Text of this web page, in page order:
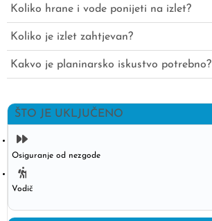
Koliko hrane i vode ponijeti na izlet?
Koliko je izlet zahtjevan?
Kakvo je planinarsko iskustvo potrebno?
ŠTO JE UKLJUČENO
Osiguranje od nezgode
Vodič